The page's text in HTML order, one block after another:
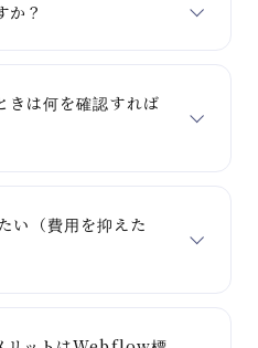
？
は何を確認すれば
い（費用を抑えた